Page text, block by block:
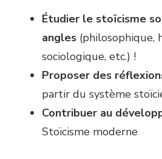
Étudier le stoïcisme
angles (philosophique,
sociologique, etc.) !
Proposer des
partir du système
Contribuer au
Stoïcisme moderne